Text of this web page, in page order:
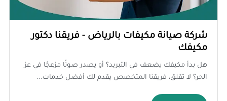
شركة صيانة مكيفات بالرياض - فريقنا دكتور
مكيفك
هل بدأ مكيفك يضعف في التبريد؟ أو يصدر صوتًا مزعجًا في عز
الحر؟ لا تقلق، فريقنا المتخصص يقدم لك أفضل خدمات...